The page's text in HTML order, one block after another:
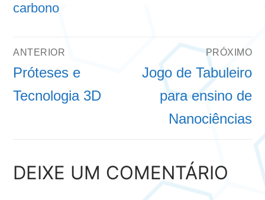
carbono
NAVEGAÇÃO
DE
POST
ANTERIOR
Post
anterior:
Próteses e
Tecnologia 3D
PRÓXIMO
Próximo
post:
Jogo de Tabuleiro
para ensino de
Nanociências
DEIXE UM COMENTÁRIO